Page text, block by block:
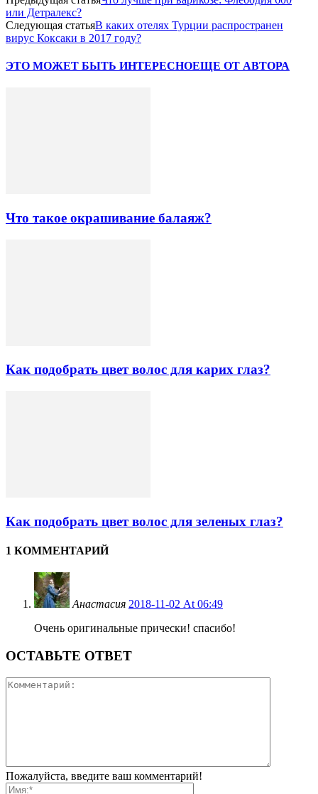
или Детралекс?
Следующая статьяВ каких отелях Турции распространен
вирус Коксаки в 2017 году?
ЭТО МОЖЕТ БЫТЬ ИНТЕРЕСНОЕЩЕ ОТ АВТОРА
Что такое окрашивание балаяж?
Как подобрать цвет волос для карих глаз?
Как подобрать цвет волос для зеленых глаз?
1 КОММЕНТАРИЙ
Анастасия 2018-11-02 At 06:49
Очень оригинальные прически! спасибо!
ОСТАВЬТЕ ОТВЕТ
Пожалуйста, введите ваш комментарий!